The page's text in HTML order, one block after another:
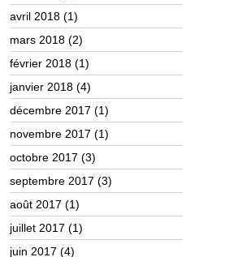
avril 2018 (1)
mars 2018 (2)
février 2018 (1)
janvier 2018 (4)
décembre 2017 (1)
novembre 2017 (1)
octobre 2017 (3)
septembre 2017 (3)
août 2017 (1)
juillet 2017 (1)
juin 2017 (4)